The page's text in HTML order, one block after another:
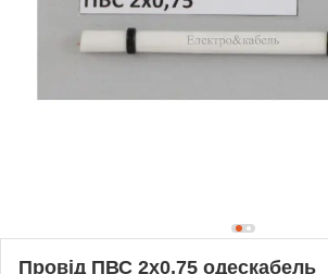
Провід ПВС 2х0,75 одескабель